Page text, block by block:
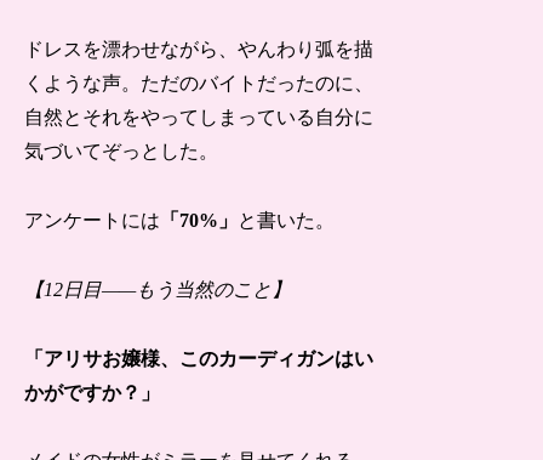
ドレスを漂わせながら、やんわり弧を描
くような声。ただのバイトだったのに、
自然とそれをやってしまっている自分に
気づいてぞっとした。
アンケートには 「70%」 と書いた。
【12日目——もう当然のこと】
「アリサお嬢様、このカーディガンはい
かがですか？」